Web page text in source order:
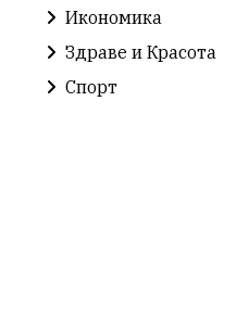
Икономика
Здраве и Красота
Спорт